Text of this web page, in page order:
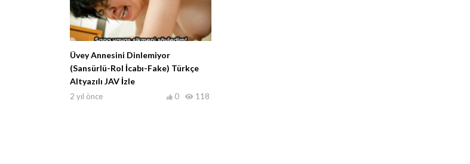
Üvey Annesini Dinlemiyor
(Sansürlü-Rol İcabı-Fake) Türkçe
Altyazılı JAV İzle
2 yıl önce 118
0